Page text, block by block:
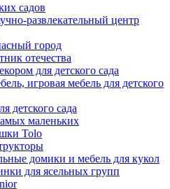
садов
развлекательный центр
город
отечества
для детского сада
игровая мебель для детского
детского сада
маленьких
Tolo
домики и мебель для кукол
для ясельных групп